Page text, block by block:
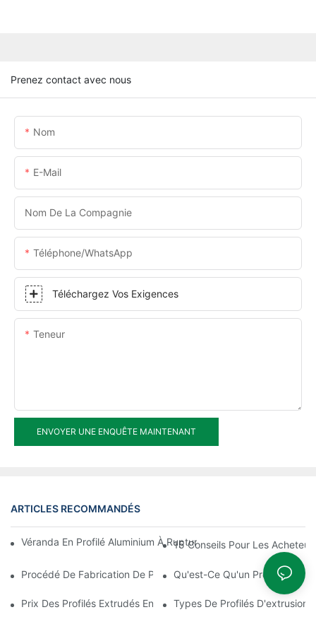
Prenez contact avec nous
Nom
E-Mail
Nom De La Compagnie
Téléphone/WhatsApp
Téléchargez Vos Exigences
Teneur
ENVOYER UNE ENQUÊTE MAINTENANT
ARTICLES RECOMMANDÉS
Véranda En Profilé Aluminium À Rupture De Pont Thermique À
15 Conseils Pour Les
Procédé De Fabrication De Profilés Extrudés En Aluminium
Qu'est-Ce Qu'un Profilé
Prix Des Profilés Extrudés En AluminiumTypes De Profilés D'extrusion